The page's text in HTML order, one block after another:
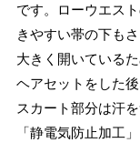
です。ローウエス
きやすい帯の下も
大きく開いている
ヘアセットをした
スカート部分は汗
「静電気防止加工